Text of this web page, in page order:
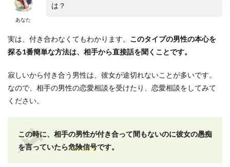
あなた
は？
実は、付き合わなくてもわかります。 このタイプの男性の本心を
探る1番簡単な方法は、相手から直接話を聞くことです。
寂しいから付き合う男性は、彼女が途切れないことが多いです。
なので、相手の男性の恋愛相談を受けたり、恋愛相談をしてみて
ください。
この時に、相手の男性が付き合って間もないのに彼女の愚痴
を言っていたら危険信号です。